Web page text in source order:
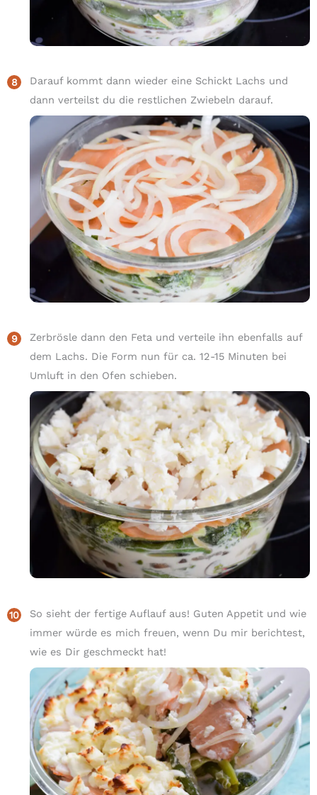
Darauf kommt dann wieder eine Schickt Lachs und
dann verteilst du die restlichen Zwiebeln darauf.
Zerbrösle dann den Feta und verteile ihn ebenfalls auf
dem Lachs. Die Form nun für ca. 12-15 Minuten bei
Umluft in den Ofen schieben.
So sieht der fertige Auflauf aus! Guten Appetit und wie
immer würde es mich freuen, wenn Du mir berichtest,
wie es Dir geschmeckt hat!